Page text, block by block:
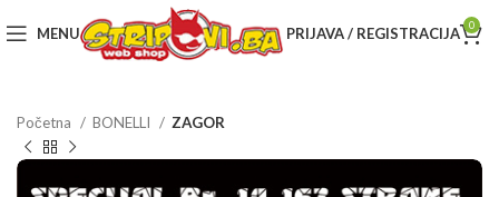
MENU PRIJAVA / REGISTRACIJA 0
Početna BONELLI ZAGOR